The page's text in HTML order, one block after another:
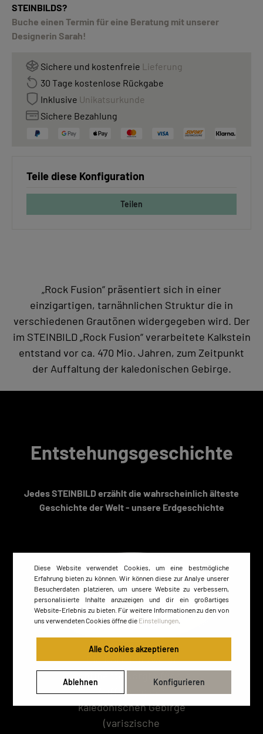
STEINBILDS?
Buche einen Termin für eine Beratung mit unserer
Designerin Sarah!
Sichere und kostenfreie Lieferung
30 Tage kostenlose Rückgabe
Inklusive Unikatsurkunde
Sichere Bezahlung
Teile diese Konfiguration
Teilen
„Rock Fusion“ präsentiert sich in einer
einzigartigen, tarnähnlichen Struktur die in
verschiedenen Grautönen widergegeben wird. Der
im STEINBILD „Rock Fusion“ verarbeitete Kalkstein
entstand vor ca. 470 Mio. Jahren, zum Zeitpunkt
der Auffaltung der kaledonischen Gebirge.
Entstehungsgeschichte
Jedes STEINBILD erzählt die wahrscheinlich älteste
Geschichte der Welt - unsere Erdgeschichte
Die Kollision zweier
Kontinente sorgte für die
Auffaltung der
kaledonischen Gebirge
(variszische
Diese Website verwendet Cookies, um eine bestmögliche
Erfahrung bieten zu können. Wir können diese zur Analye unserer
Besucherdaten platzieren, um unsere Website zu verbessern,
personalisierte Inhalte anzuzeigen und dir ein großartiges
Website-Erlebnis zu bieten. Für weitere Informationen zu den von
uns verwendeten Cookies öffne die Einstellungen
Alle Cookies akzeptieren
Ablehnen Konfigurieren